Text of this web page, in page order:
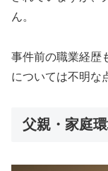
ん。
事件前の職業経歴
については不明な
父親・家庭